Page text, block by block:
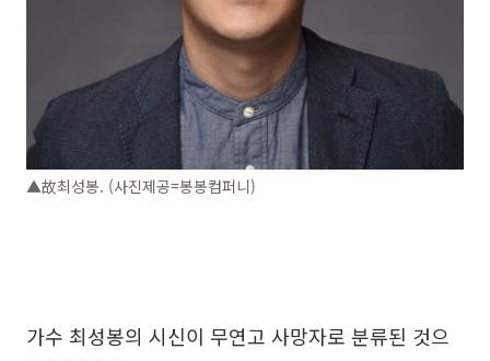
▲故최성봉. (사진제공=봉봉컴퍼니)
가수 최성봉의 시신이 무연고 사망자로 분류된 것으